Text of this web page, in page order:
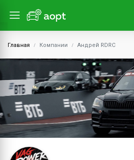
Главная Компании Андрей RDRC